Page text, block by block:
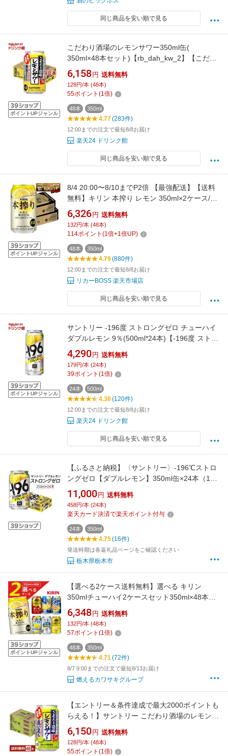
同じ商品を安い順で見る
ポイントUPジャンル
こだわり酒場のレモンサワー350ml缶(
350ml×48本セット)【rb_dah_kw_2】【こだわ
り酒場のレモンサワー】[レモンサワー 缶チュ
ーハイ]
6,158 円 送料無料
128円/本 (48本)
55ポイント (1倍)
48本 350ml
4.77(283件)
12:00までの注文で最短8/8お届け
楽天24 ドリンク館
同じ商品を安い順で見る
ポイントUPジャンル
8/4 20:00〜8/10までP2倍 【最強配送】【送料
無料】キリン 本搾り レモン 350ml×2ケース/48
本 YTR syn
6,326 円 送料無料
132円/本 (48本)
114ポイント (1倍+1倍UP)
48本 350ml
4.79(880件)
12:00までの注文で最短8/8お届け
リカーBOSS 楽天市場店
同じ商品を安い順で見る
ポイントUPジャンル
サントリー -196度 ストロングゼロ チューハイ
ダブルレモン 9％(500ml*24本)【-196度 ストロ
ングゼロ】[レモンサワー 缶チューハイ スト缶]
4,290 円 送料無料
179円/本 (24本)
39ポイント (1倍)
24本 500ml
4.38(120件)
12:00までの注文で最短8/8お届け
楽天24 ドリンク館
同じ商品を安い順で見る
【ふるさと納税】〈サントリー〉-196℃ストロ
ングゼロ【ダブルレモン】350ml缶×24本（1ケ
ース） | 1ケース サントリー 缶 セット ギフト
お酒 お取り寄せ 詰め合わせ SUNTORY チュー
ハイ サワー 家飲み 宅飲み 栃木県 栃木市
11,000 円 送料無料
458円/本 (24本)
楽天カード決済で楽天ポイント付与
24本 350ml
4.75(16件)
発送時期は各返礼品ページをご確認ください
栃木県栃木市
ポイントUPジャンル
【選べる2ケース送料無料】選べる キリン
350mlチューハイ2ケースセット350ml×48本※
沖縄県は送料無料対象外
6,348 円 送料無料
132円/本 (48本)
57ポイント (1倍)
48本 350ml
4.71(72件)
8/7 9:00までの注文で最短8/13お届け
燃えるカワサキグループ
【エントリー＆条件達成で最大2000ポイントも
らえる！】サントリー こだわり酒場のレモンサ
ワー 追い足しレモン 350ml 缶 24本×2ケース
（48本）【送料無料（一部地域除く）】 チュー
ハイ レモンサワー サントリービール
6,150 円 送料無料
128円/本 (48本)
55ポイント (1倍)